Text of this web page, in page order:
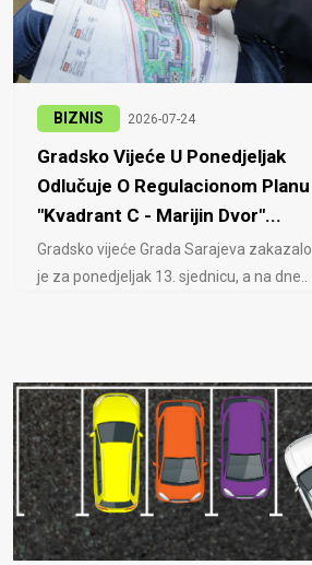
BIZNIS 2026-07-24
Gradsko Vijeće U Ponedjeljak
Odlučuje O Regulacionom Planu
"Kvadrant C - Marijin Dvor"...
Gradsko vijeće Grada Sarajeva zakazalo
je za ponedjeljak 13. sjednicu, a na dne..